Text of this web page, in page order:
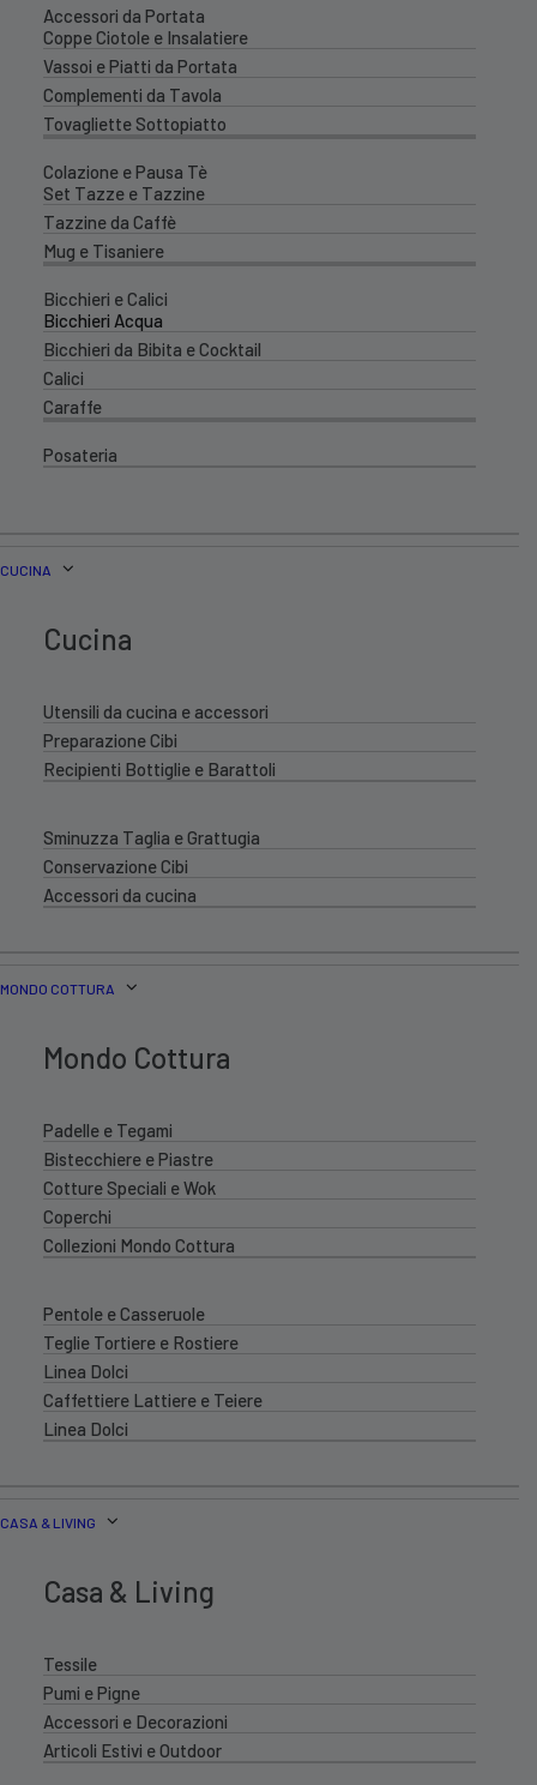
Accessori da Portata
Coppe Ciotole e Insalatiere
Vassoi e Piatti da Portata
Complementi da Tavola
Tovagliette Sottopiatto
Colazione e Pausa Tè
Set Tazze e Tazzine
Tazzine da Caffè
Mug e Tisaniere
Bicchieri e Calici
Bicchieri Acqua
Bicchieri da Bibita e Cocktail
Calici
Caraffe
Posateria
CUCINA
Cucina
Utensili da cucina e accessori
Preparazione Cibi
Recipienti Bottiglie e Barattoli
Sminuzza Taglia e Grattugia
Conservazione Cibi
Accessori da cucina
MONDO COTTURA
Mondo Cottura
Padelle e Tegami
Bistecchiere e Piastre
Cotture Speciali e Wok
Coperchi
Collezioni Mondo Cottura
Pentole e Casseruole
Teglie Tortiere e Rostiere
Linea Dolci
Caffettiere Lattiere e Teiere
Linea Dolci
CASA & LIVING
Casa & Living
Tessile
Pumi e Pigne
Accessori e Decorazioni
Articoli Estivi e Outdoor